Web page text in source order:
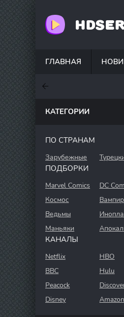
ГЛАВНАЯ
КАТЕГОРИИ
ПО СТРАНАМ
Зарубежные
ПОДБОРКИ
Marvel Comics DC
Космос
Ведьмы
Маньяки
КАНАЛЫ
Netflix HBO
BBC
Hulu
Peacock
Disney
Amazon